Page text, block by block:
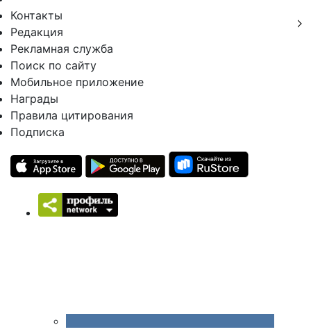
Контакты
Редакция
Рекламная служба
Поиск по сайту
Мобильное приложение
Награды
Правила цитирования
Подписка